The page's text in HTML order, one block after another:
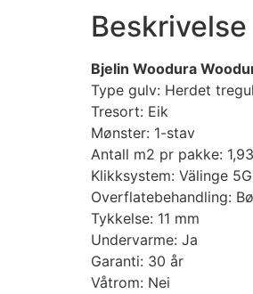
Beskrivelse
Bjelin Woodura
Type gulv: Herdet
Tresort: Eik
Mønster: 1-stav
Antall m2 pr pakke:
Klikksystem: Välinge
Overflatebehandling:
Tykkelse: 11 mm
Undervarme: Ja
Garanti: 30 år
Våtrom: Nei